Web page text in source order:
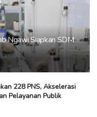
Ngawi Siapkan SDM
228 PNS, Akselerasi
Pelayanan Publik